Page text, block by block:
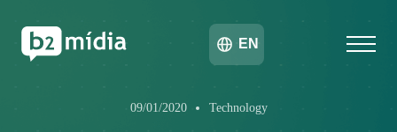
EN
09/01/2020 Technology